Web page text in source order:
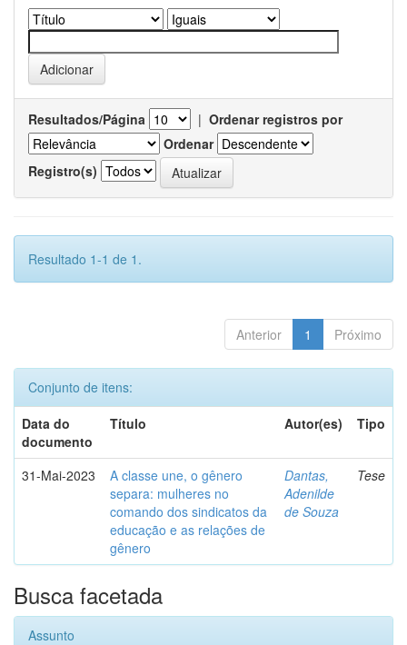
Resultados/Página | Ordenar registros por
Ordenar
Registro(s)
Resultado 1-1 de 1.
Anterior 1 Próximo
Conjunto de itens:
Data do
documento
Título Autor(es) Tipo
31-Mai-2023
A classe une, o gênero
separa: mulheres no
comando dos sindicatos da
educação e as relações de
gênero
Dantas,
Adenilde
de Souza
Tese
Busca facetada
Assunto